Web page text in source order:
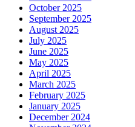
October 2025
September 2025
August 2025
July 2025
June 2025
May 2025
April 2025
March 2025
February 2025
January 2025
December 2024